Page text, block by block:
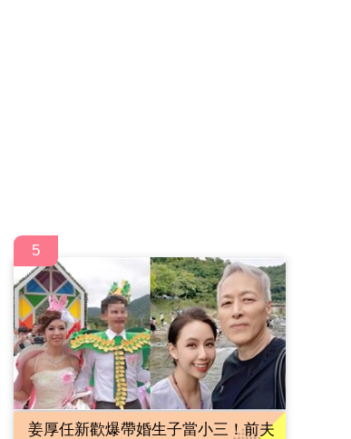
5
姜厚任新歡爆帶婚生子當小三！前夫